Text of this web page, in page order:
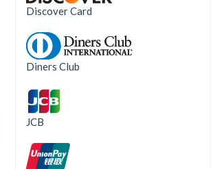
Discover Card
Diners Club
JCB